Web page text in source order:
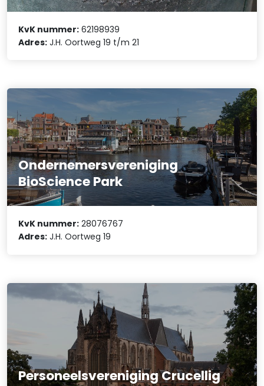
KvK nummer: 62198939
Adres: J.H. Oortweg 19 t/m 21
Ondernemersvereniging
BioScience Park
KvK nummer: 28076767
Adres: J.H. Oortweg 19
Personeelsvereniging Crucellig